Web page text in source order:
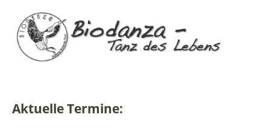
Aktuelle Termine: